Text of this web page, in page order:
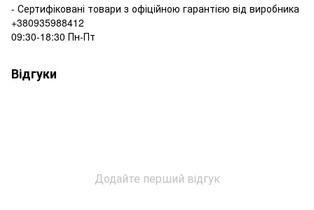
- Сертифіковані товари з офіційною гарантією від виробника
+380935988412
09:30-18:30 Пн-Пт
Відгуки
Додайте перший відгук